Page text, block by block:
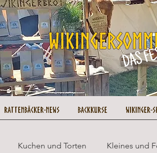
Kuchen und Torten Kleines und
Rattenbäcker-News Backkurse Wikinger-